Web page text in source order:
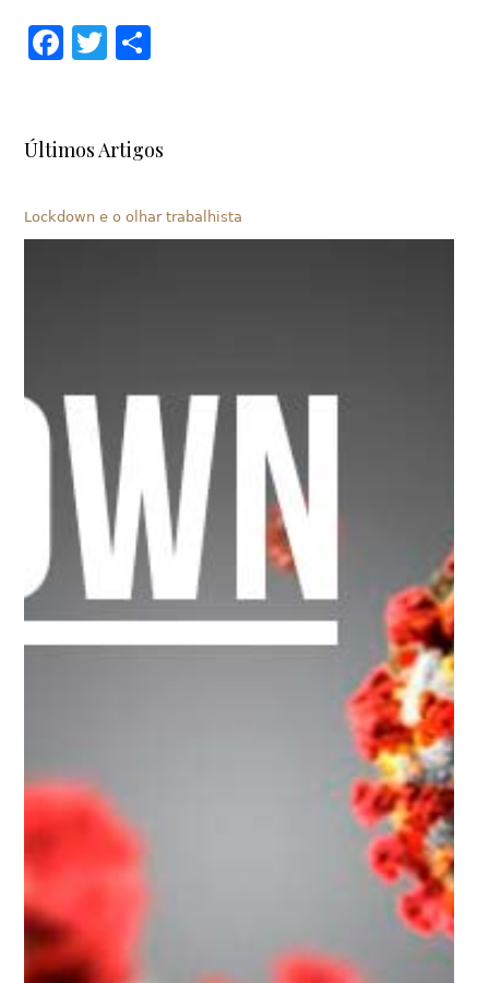
Facebook
Twitter
Últimos Artigos
Lockdown e o olhar trabalhista